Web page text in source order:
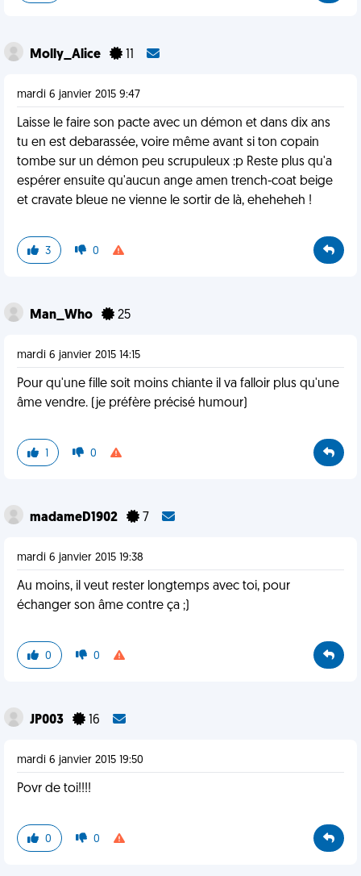
Molly_Alice
mardi 6 janvier 2015 9:47
Laisse le faire son pacte avec un démon et dans dix ans
tu en est debarassée, voire même avant si ton copain
tombe sur un démon peu scrupuleux :p Reste plus qu'a
espérer ensuite qu'aucun ange amen trench-coat beige
et cravate bleue ne vienne le sortir de là, eheheheh !
3 0
Man_Who 25
mardi 6 janvier 2015 14:15
Pour qu'une fille soit moins chiante il va falloir plus qu'une
âme vendre. (je préfère précisé humour)
1 0
madameD1902 7
mardi 6 janvier 2015 19:38
Au moins, il veut rester longtemps avec toi, pour
échanger son âme contre ça ;)
0 0
JP003 16
mardi 6 janvier 2015 19:50
Povr de toi!!!!
0 0